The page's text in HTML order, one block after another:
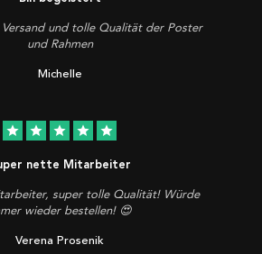
Versand und tolle Qualität der Poster
und Rahmen
Michelle
star star star star star
nette Mitarbeiter
super tolle Qualität! Würde
wieder bestellen! 😍
Verena Prosenik